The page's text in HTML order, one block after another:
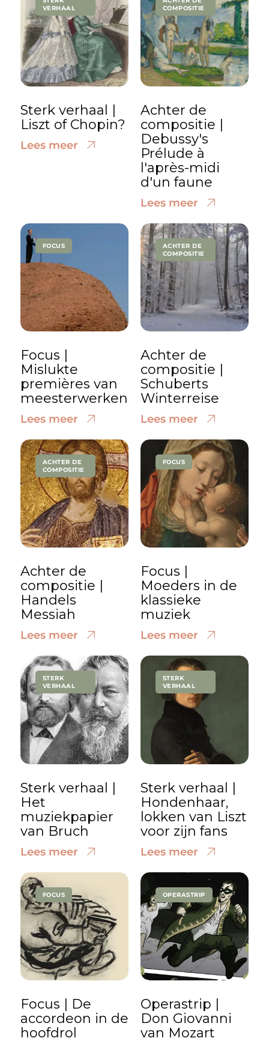
VERHAAL
Sterk verhaal |
Liszt of Chopin?
Lees meer
COMPOSITIE
Achter de
compositie |
Debussy's
Prélude à
l'après-midi
d'un faune
Lees meer
FOCUS
Focus |
Mislukte
premières van
meesterwerken
Lees meer
ACHTER DE
COMPOSITIE
Achter de
compositie |
Schuberts
Winterreise
Lees meer
ACHTER DE
COMPOSITIE
Achter de
compositie |
Handels
Messiah
Lees meer
FOCUS
Focus |
Moeders in de
klassieke
muziek
Lees meer
STERK
VERHAAL
Sterk verhaal |
Het
muziekpapier
van Bruch
Lees meer
STERK
VERHAAL
Sterk verhaal |
Hondenhaar,
lokken van Liszt
voor zijn fans
Lees meer
FOCUS
Focus | De
accordeon in de
hoofdrol
OPERASTRIP
Operastrip |
Don Giovanni
van Mozart